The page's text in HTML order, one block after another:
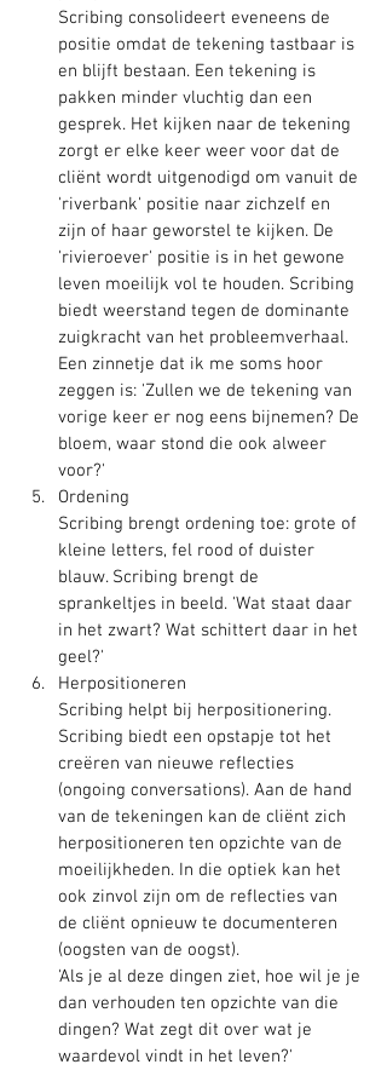
Scribing consolideert eveneens de
positie omdat de tekening tastbaar is
en blijft bestaan. Een tekening is
pakken minder vluchtig dan een
gesprek. Het kijken naar de tekening
zorgt er elke keer weer voor dat de
cliënt wordt uitgenodigd om vanuit de
'riverbank' positie naar zichzelf en
zijn of haar geworstel te kijken. De
'rivieroever' positie is in het gewone
leven moeilijk vol te houden. Scribing
biedt weerstand tegen de dominante
zuigkracht van het probleemverhaal.
Een zinnetje dat ik me soms hoor
zeggen is: 'Zullen we de tekening van
vorige keer er nog eens bijnemen? De
bloem, waar stond die ook alweer
voor?'
Ordening
Scribing brengt ordening toe: grote of
kleine letters, fel rood of duister
blauw. Scribing brengt de
sprankeltjes in beeld. 'Wat staat daar
in het zwart? Wat schittert daar in het
geel?'
Herpositioneren
Scribing helpt bij herpositionering.
Scribing biedt een opstapje tot het
creëren van nieuwe reflecties
(ongoing conversations). Aan de hand
van de tekeningen kan de cliënt zich
herpositioneren ten opzichte van de
moeilijkheden. In die optiek kan het
ook zinvol zijn om de reflecties van
de cliënt opnieuw te documenteren
(oogsten van de oogst).
'Als je al deze dingen ziet, hoe wil je je
dan verhouden ten opzichte van die
dingen? Wat zegt dit over wat je
waardevol vindt in het leven?'